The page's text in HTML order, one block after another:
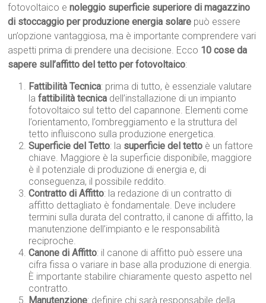
fotovoltaico enoleggio superficie superiore di magazzino
di stoccaggio per produzione energia solare può essere
un’opzione vantaggiosa, ma è importante comprendere vari
aspetti prima di prendere una decisione. Ecco 10 cose da
sapere sull’affitto del tetto per fotovoltaico:
Fattibilità Tecnica: prima di tutto, è essenziale valutare
la fattibilità tecnica dell’installazione di un impianto
fotovoltaico sul tetto del capannone. Elementi come
l’orientamento, l’ombreggiamento e la struttura del
tetto influiscono sulla produzione energetica.
Superficie del Tetto: la superficie del tetto è un fattore
chiave. Maggiore è la superficie disponibile, maggiore
è il potenziale di produzione di energia e, di
conseguenza, il possibile reddito.
Contratto di Affitto: la redazione di un contratto di
affitto dettagliato è fondamentale. Deve includere
termini sulla durata del contratto, il canone di affitto, la
manutenzione dell’impianto e le responsabilità
reciproche.
Canone di Affitto: il canone di affitto può essere una
cifra fissa o variare in base alla produzione di energia.
È importante stabilire chiaramente questo aspetto nel
contratto.
Manutenzione: definire chi sarà responsabile della